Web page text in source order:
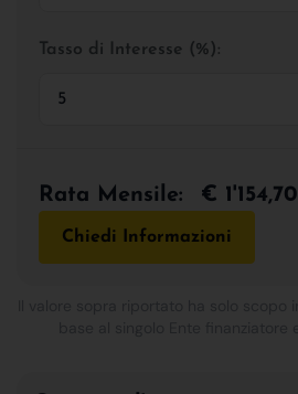
Tasso di Interesse (%):
Rata Mensile: € 1'154,70
Chiedi Informazioni